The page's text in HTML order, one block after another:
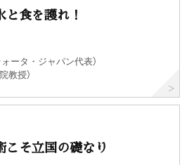
と食を護れ！
ータ・ジャパン代表）
教授）
こそ立国の礎なり